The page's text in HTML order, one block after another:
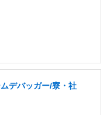
デバッガー/寮・社